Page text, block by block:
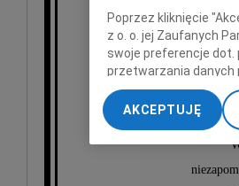
Poprzez kliknięcie
z o. o. jej Zaufanych
swoje preferencje dot.
przetwarzania danych
„Ustawienia
My, nasi Zaufani
dokładnych danych
Przechowywanie
treści, badnie
AKCEPTUJĘ